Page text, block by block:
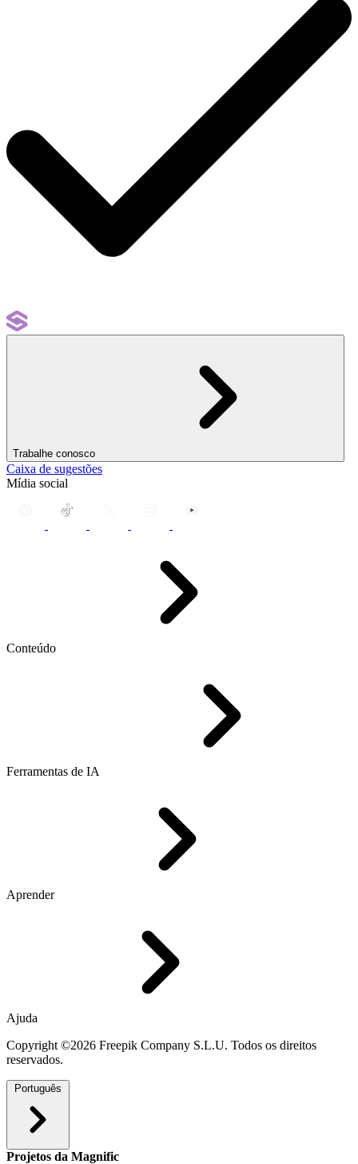
Trabalhe conosco
Caixa de sugestões
Mídia social
Conteúdo
Ferramentas de IA
Aprender
Ajuda
Copyright ©2026 Freepik Company S.L.U. Todos os direitos
reservados.
Português
Projetos da Magnific